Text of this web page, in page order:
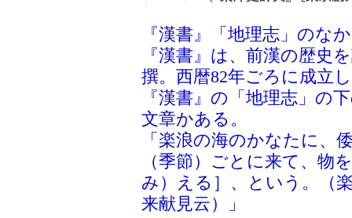
『漢書』「地理志」のな
『漢書』は、前漢の歴史
撰。西暦82年ごろに成立
『漢書』の「地理志」の
文章かある。
「楽浪の海のかなたに、
（季節）ごとに来て、物
み）える］、という。（
来献見云）」